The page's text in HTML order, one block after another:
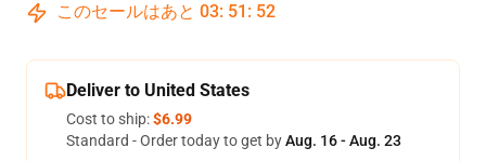
このセールはあと 03: 51 : 51
Deliver to United States
Cost to ship:$6.99
Standard - Order today to get byAug. 16 - Aug. 23